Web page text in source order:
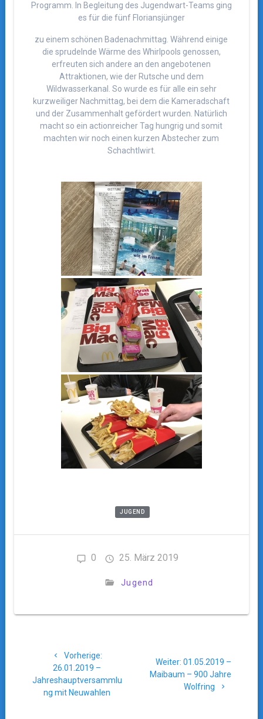
Programm. In Begleitung des Jugendwart-Teams ging
es für die fünf Floriansjünger
zu einem schönen Badenachmittag. Während einige
die sprudelnde Wärme des Whirlpools genossen,
erfreuten sich andere an den angebotenen
Attraktionen, wie der Rutsche und dem
Wildwasserkanal. So wurde es für alle ein sehr
kurzweiliger Nachmittag, bei dem die Kameradschaft
und der Zusammenhalt gefördert wurden. Natürlich
macht so ein actionreicher Tag hungrig und somit
machten wir noch einen kurzen Abstecher zum
Schachtlwirt.
JUGEND
0 25. März 2019
Jugend
Vorherige:
26.01.2019 –
Jahreshauptversammlu
ng mit Neuwahlen
Weiter: Nächster
Beitrag:
01.05.2019 –
Maibaum – 900 Jahre
Wolfring